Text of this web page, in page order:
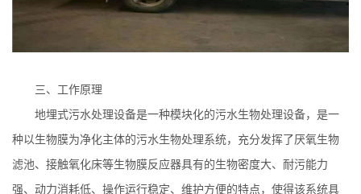
三、 工作原理
地埋式污水处理设备是一种模块化的污水生物处理设备，是一
种以生物膜为净化主体的污水生物处理系统，充分发挥了厌氧生物
滤池、接触氧化床等生物膜反应器具有的生物密度大、耐污能力
强、动力消耗低、操作运行稳定、维护方便的特点，使得该系统具